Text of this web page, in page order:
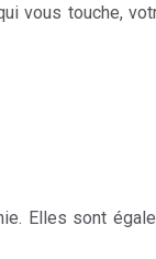
vous touche,
Elles sont